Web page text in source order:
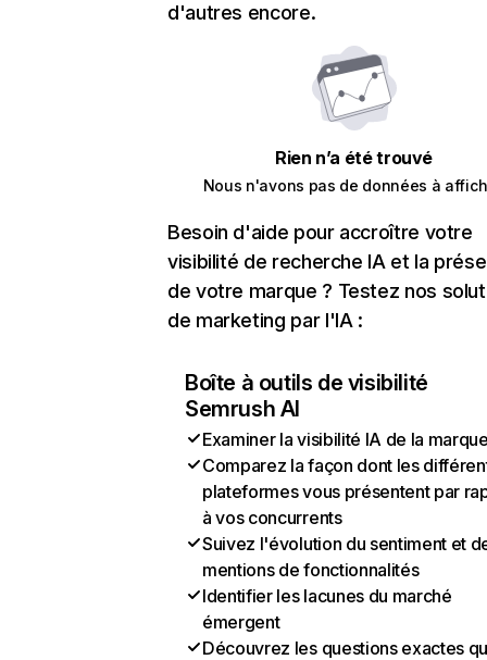
d'autres encore.
Rien n’a été trouvé
Nous n'avons pas de données à
Besoin d'aide pour accroître votre
visibilité de recherche IA et la
de votre marque ? Testez nos
de marketing par l'IA :
Boîte à outils de visibilité
Semrush AI
Examiner la visibilité IA de la
Comparez la façon dont les
plateformes vous présentent par
à vos concurrents
Suivez l'évolution du sentiment et
mentions de fonctionnalités
Identifier les lacunes du marché
émergent
Découvrez les questions exactes